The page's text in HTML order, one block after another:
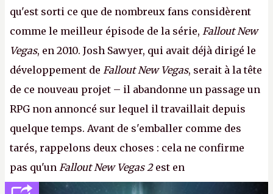
qu'est sorti ce que de nombreux fans considèrent
comme le meilleur épisode de la série, Fallout New
Vegas, en 2010. Josh Sawyer, qui avait déjà dirigé le
développement de Fallout New Vegas, serait à la tête
de ce nouveau projet – il abandonne un passage un
RPG non annoncé sur lequel il travaillait depuis
quelque temps. Avant de s'emballer comme des
tarés, rappelons deux choses : cela ne confirme
pas qu'un Fallout New Vegas 2est en
développement (pour ce que l'on sait, ils bossent